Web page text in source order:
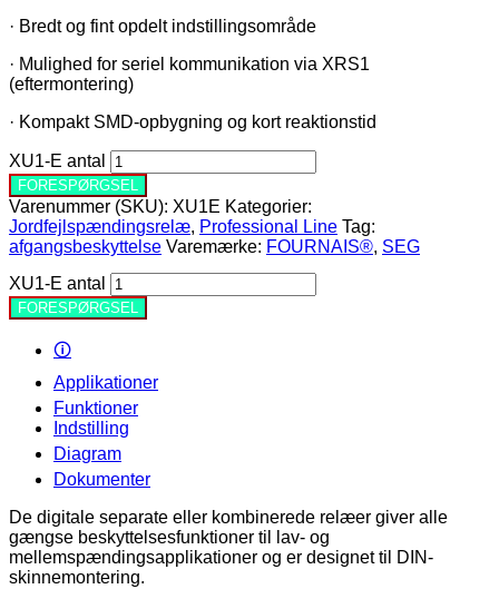
· Bredt og fint opdelt indstillingsområde
· Mulighed for seriel kommunikation via XRS1
(eftermontering)
· Kompakt SMD-opbygning og kort reaktionstid
XU1-E antal
FORESPØRGSEL
Varenummer (SKU): XU1E Kategorier:
Jordfejlspændingsrelæ, Professional Line Tag:
afgangsbeskyttelse Varemærke: FOURNAIS®, SEG
XU1-E antal
FORESPØRGSEL
🛈
Applikationer
Funktioner
Indstilling
Diagram
Dokumenter
De digitale separate eller kombinerede relæer giver alle
gængse beskyttelsesfunktioner til lav- og
mellemspændingsapplikationer og er designet til DIN-
skinnemontering.